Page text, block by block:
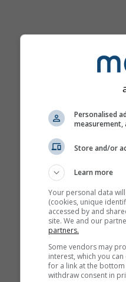
Personalised
measurement,
Store and/or
Learn more
Your personal data
(cookies, unique
accessed by and
site. We and our
partners.
Some vendors may
interest, which you
for a link at the
withdraw consent in